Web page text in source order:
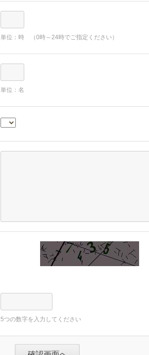
単位：時 （0時～24時でご指定ください）
単位：名
5つの数字を入力してください